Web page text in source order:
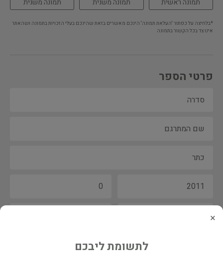
תמונה ראשית תמונה משנית תמונה משנית
*בלחיצה על כפתור 'העלאת תמונה' הינכם מאשרים בזאת שהינכם בעלי הזכויות בתמונה ושהאתר
אינו צד בכל הקשור בתמונה
פרטי הספר
×
לתשומת ליבכם